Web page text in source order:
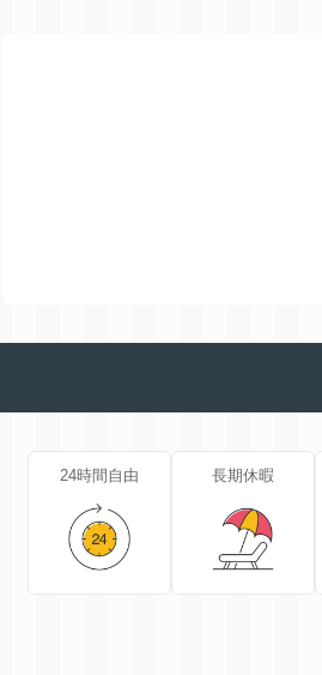
24時間自由 長期休暇